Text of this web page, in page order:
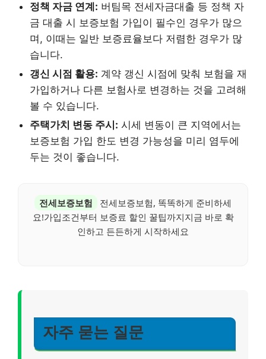
정책 자금 연계: 버팀목 전세자금대출 등 정책 자
금 대출 시 보증보험 가입이 필수인 경우가 많으
며, 이때는 일반 보증료율보다 저렴한 경우가 많
습니다.
갱신 시점 활용: 계약 갱신 시점에 맞춰 보험을 재
가입하거나 다른 보험사로 변경하는 것을 고려해
볼 수 있습니다.
주택가치 변동 주시: 시세 변동이 큰 지역에서는
보증보험 가입 한도 변경 가능성을 미리 염두에
두는 것이 좋습니다.
전세보증보험
전세보증보험, 똑똑하게 준비하세
요!가입조건부터 보증료 할인 꿀팁까지지금 바로 확
인하고 든든하게 시작하세요
자주 묻는 질문